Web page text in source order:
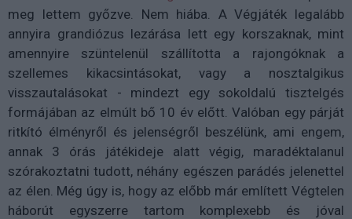
meg lettem győzve. Nem hiába. A Végjáték legalább
annyira grandiózus lezárása lett egy korszaknak, mint
amennyire szüntelenül szállította a rajongóknak a
szellemes kikacsintásokat, vagy a nosztalgikus
visszautalásokat - mindezt egy sokoldalú tisztelgés
formájában az elmúlt bő 10 év előtt. Valóban egy párját
ritkító élményről és jelenségről beszélünk, ami engem,
annak 3 órás játékideje alatt végig, maradéktalanul
szórakoztatni tudott, néhány egészen parádés jelenettel
az élen. Még úgy is, hogy az előbb már említett Végtelen
háborút egyszerre tartom komplexebb és jóval